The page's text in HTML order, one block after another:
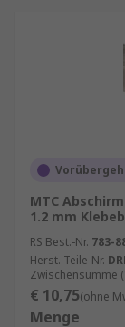
MTC
1.2 mm
RS Best.-Nr. 783-
Herst. Teile-Nr.
Zwischensumme
€ 10,75(ohne
Menge